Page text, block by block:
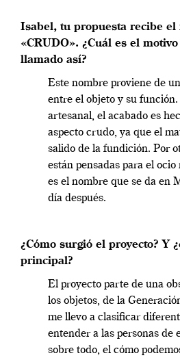
Isabel, tu propuesta recibe el
«CRUDO». ¿Cuál es el
llamado así?
Este nombre proviene de
entre el objeto y su
artesanal, el acabado es
aspecto crudo, ya que el
salido de la fundición. Por
están pensadas para el
es el nombre que se da en
día después.
¿Cómo surgió el proyecto? Y
principal?
El proyecto parte de una
los objetos, de la
me llevo a clasificar
entender a las personas de
sobre todo, el cómo